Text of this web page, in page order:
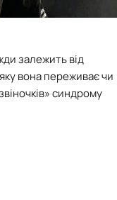
залежить від
вона переживає чи
синдрому